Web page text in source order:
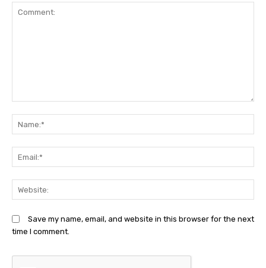
Save my name, email, and website in this browser for the next
time I comment.